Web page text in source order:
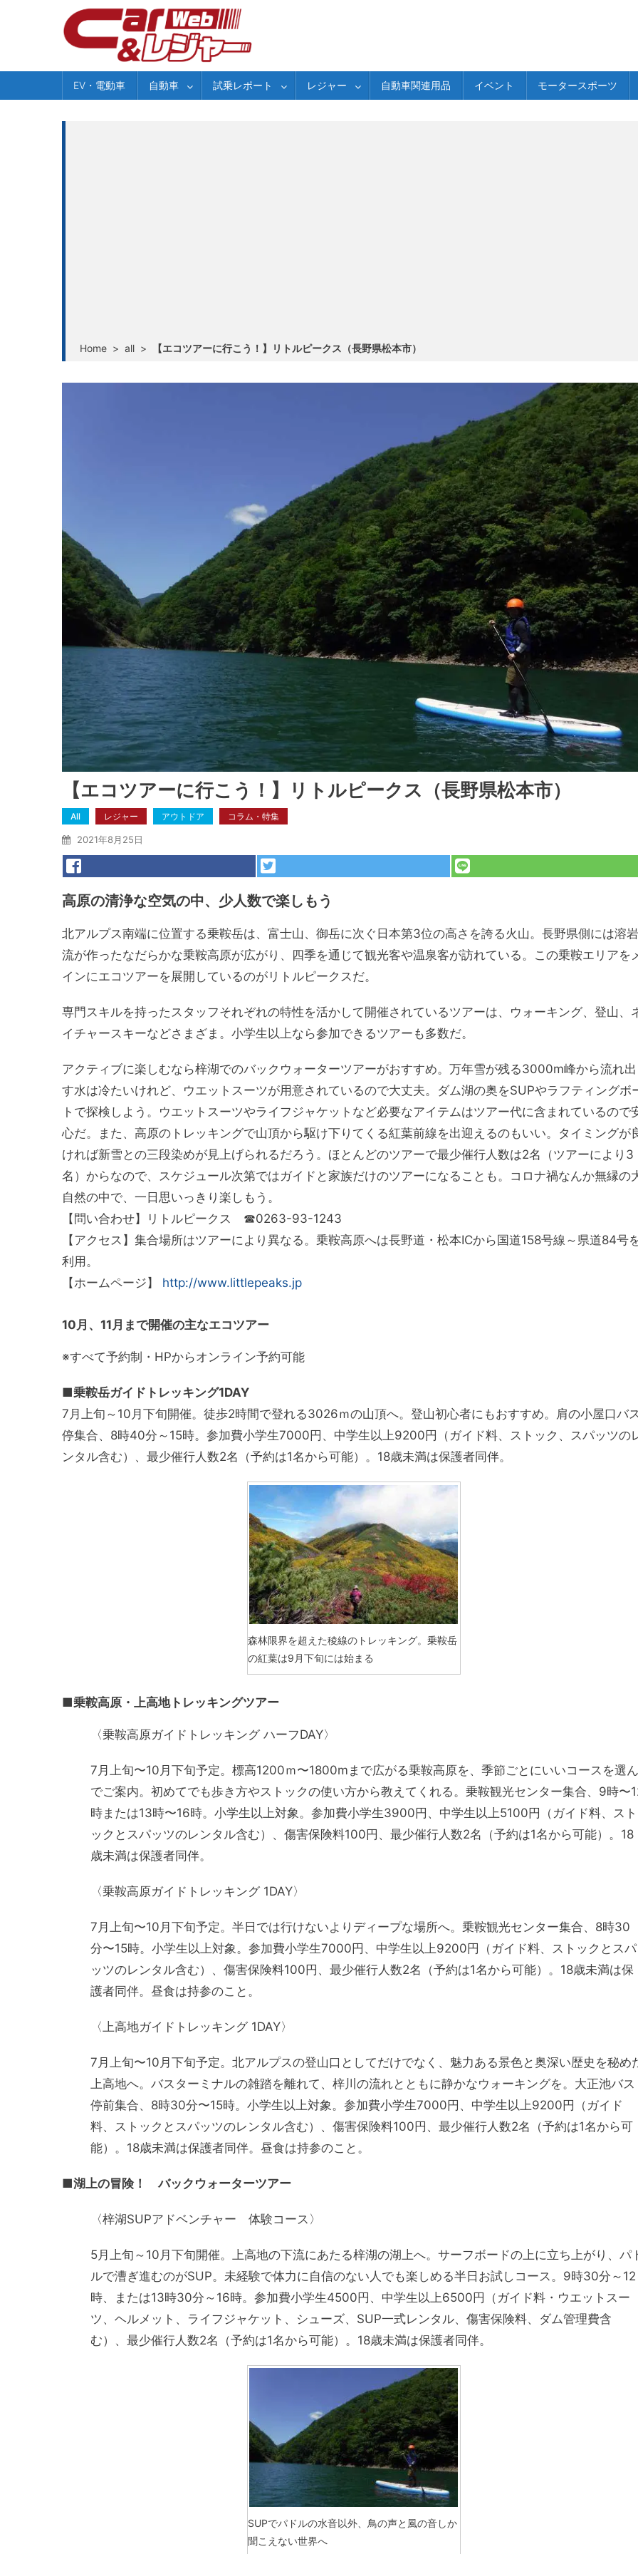
EV・電動車 自動車 試乗レポート レジャー 自動車関連用品 イベント モータースポーツ
Home > all > 【エコツアーに行こう！】リトルピークス（長野県松本市）
【エコツアーに行こう！】リトルピークス（長野県松本市）
All レジャー アウトドア コラム・特集
2021年8月25日
高原の清浄な空気の中、少人数で楽しもう
北アルプス南端に位置する乗鞍岳は、富士山、御岳に次ぐ日本第3位の高さを誇る火山。長野県側には溶岩
流が作ったなだらかな乗鞍高原が広がり、四季を通じて観光客や温泉客が訪れている。この乗鞍エリアを
インにエコツアーを展開しているのがリトルピークスだ。
専門スキルを持ったスタッフそれぞれの特性を活かして開催されているツアーは、ウォーキング、登山、
イチャースキーなどさまざま。小学生以上なら参加できるツアーも多数だ。
アクティブに楽しむなら梓湖でのバックウォーターツアーがおすすめ。万年雪が残る3000m峰から流れ出
す水は冷たいけれど、ウエットスーツが用意されているので大丈夫。ダム湖の奥をSUPやラフティングボ
トで探検しよう。ウエットスーツやライフジャケットなど必要なアイテムはツアー代に含まれているので
心だ。また、高原のトレッキングで山頂から駆け下りてくる紅葉前線を出迎えるのもいい。タイミングが
ければ新雪との三段染めが見上げられるだろう。 ほとんどのツアーで最少催行人数は2名（ツアーにより3
名）からなので、スケジュール次第ではガイドと家族だけのツアーになることも。コロナ禍なんか無縁の
自然の中で、一日思いっきり楽しもう。
【問い合わせ】リトルピークス ☎0263-93-1243
【アクセス】集合場所はツアーにより異なる。乗鞍高原へは長野道・松本ICから国道158号線～県道84号
利用。
【ホームページ】 http://www.littlepeaks.jp
10月、11月まで開催の主なエコツアー
※すべて予約制・HPからオンライン予約可能
■乗鞍岳ガイドトレッキング1DAY
7月上旬～10月下旬開催。徒歩2時間で登れる3026ｍの山頂へ。登山初心者にもおすすめ。肩の小屋口バ
停集合、8時40分～15時。参加費小学生7000円、中学生以上9200円（ガイド料、ストック、スパッツの
ンタル含む）、最少催行人数2名（予約は1名から可能）。18歳未満は保護者同伴。
森林限界を超えた稜線のトレッキング。乗鞍岳
の紅葉は9月下旬には始まる
■乗鞍高原・上高地トレッキングツアー
〈乗鞍高原ガイドトレッキング ハーフDAY〉
7月上旬〜10月下旬予定。標高1200ｍ〜1800mまで広がる乗鞍高原を、季節ごとにいいコースを選ん
でご案内。初めてでも歩き方やストックの使い方から教えてくれる。乗鞍観光センター集合、9時〜
時または13時〜16時。小学生以上対象。参加費小学生3900円、中学生以上5100円（ガイド料、スト
ックとスパッツのレンタル含む）、傷害保険料100円、最少催行人数2名（予約は1名から可能）。18
歳未満は保護者同伴。
〈乗鞍高原ガイドトレッキング 1DAY〉
7月上旬〜10月下旬予定。半日では行けないよりディープな場所へ。乗鞍観光センター集合、8時30
分〜15時。小学生以上対象。参加費小学生7000円、中学生以上9200円（ガイド料、ストックとスパ
ッツのレンタル含む）、傷害保険料100円、最少催行人数2名（予約は1名から可能）。18歳未満は保
護者同伴。昼食は持参のこと。
〈上高地ガイドトレッキング 1DAY〉
7月上旬〜10月下旬予定。北アルプスの登山口としてだけでなく、魅力ある景色と奥深い歴史を秘め
上高地へ。バスターミナルの雑踏を離れて、梓川の流れとともに静かなウォーキングを。大正池バス
停前集合、8時30分〜15時。小学生以上対象。参加費小学生7000円、中学生以上9200円（ガイド
料、ストックとスパッツのレンタル含む）、傷害保険料100円、最少催行人数2名（予約は1名から可
能）。18歳未満は保護者同伴。昼食は持参のこと。
■湖上の冒険！ バックウォーターツアー
〈梓湖SUPアドベンチャー 体験コース〉
5月上旬～10月下旬開催。上高地の下流にあたる梓湖の湖上へ。サーフボードの上に立ち上がり、パ
ルで漕ぎ進むのがSUP。未経験で体力に自信のない人でも楽しめる半日お試しコース。9時30分～12
時、または13時30分～16時。参加費小学生4500円、中学生以上6500円（ガイド料・ウエットスー
ツ、ヘルメット、ライフジャケット、シューズ、SUP一式レンタル、傷害保険料、ダム管理費含
む）、最少催行人数2名（予約は1名から可能）。18歳未満は保護者同伴。
SUPでパドルの水音以外、鳥の声と風の音しか
聞こえない世界へ